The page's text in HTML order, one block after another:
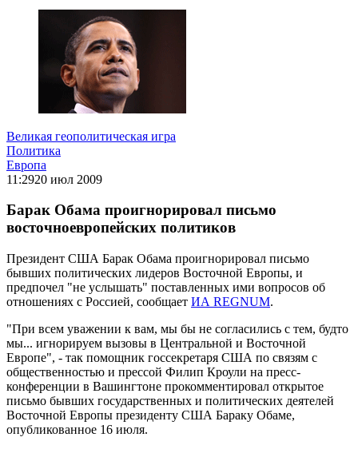
Великая геополитическая игра
Политика
Европа
11:2920 июл 2009
Барак Обама проигнорировал письмо
восточноевропейских политиков
Президент США Барак Обама проигнорировал письмо
бывших политических лидеров Восточной Европы, и
предпочел "не услышать" поставленных ими вопросов об
отношениях с Россией, сообщает ИА REGNUM.
"При всем уважении к вам, мы бы не согласились с тем, будто
мы... игнорируем вызовы в Центральной и Восточной
Европе", - так помощник госсекретаря США по связям с
общественностью и прессой Филип Кроули на пресс-
конференции в Вашингтоне прокомментировал открытое
письмо бывших государственных и политических деятелей
Восточной Европы президенту США Бараку Обаме,
опубликованное 16 июля.